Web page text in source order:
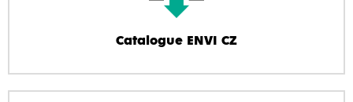
Catalogue ENVI CZ